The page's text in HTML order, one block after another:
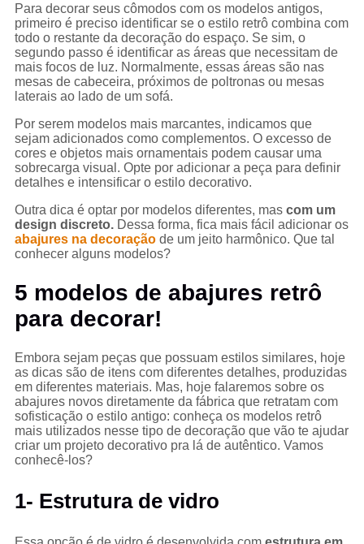
Para decorar seus cômodos com os modelos antigos,
primeiro é preciso identificar se o estilo retrô combina com
todo o restante da decoração do espaço. Se sim, o
segundo passo é identificar as áreas que necessitam de
mais focos de luz. Normalmente, essas áreas são nas
mesas de cabeceira, próximos de poltronas ou mesas
laterais ao lado de um sofá.
Por serem modelos mais marcantes, indicamos que
sejam adicionados como complementos. O excesso de
cores e objetos mais ornamentais podem causar uma
sobrecarga visual. Opte por adicionar a peça para definir
detalhes e intensificar o estilo decorativo.
Outra dica é optar por modelos diferentes, mas com um
design discreto. Dessa forma, fica mais fácil adicionar os
abajures na decoração de um jeito harmônico. Que tal
conhecer alguns modelos?
5 modelos de abajures retrô
para decorar!
Embora sejam peças que possuam estilos similares, hoje
as dicas são de itens com diferentes detalhes, produzidas
em diferentes materiais. Mas, hoje falaremos sobre os
abajures novos diretamente da fábrica que retratam com
sofisticação o estilo antigo: conheça os modelos retrô
mais utilizados nesse tipo de decoração que vão te ajudar
criar um projeto decorativo pra lá de autêntico. Vamos
conhecê-los?
1- Estrutura de vidro